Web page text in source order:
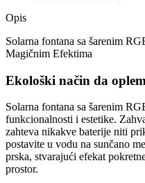
Opis
Solarna fontana sa šarenim
Magičnim Efektima
Ekološki način da
Solarna fontana sa šarenim
funkcionalnosti i estetike.
zahteva nikakve baterije niti
postavite u vodu na sunčano
prska, stvarajući efekat
prostor.